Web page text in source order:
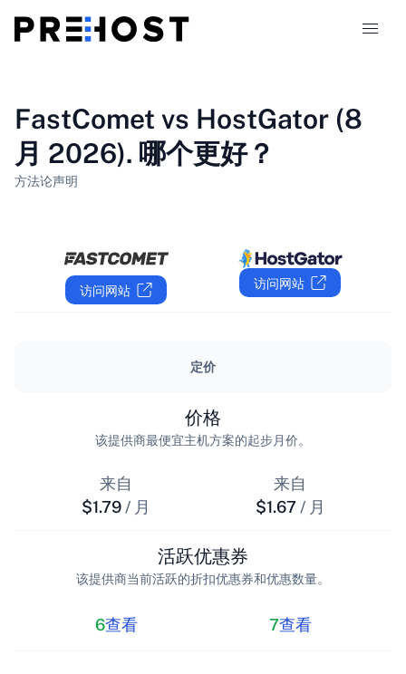
对比
ZH-CN
FastComet vs HostGator (8
月 2026). 哪个更好？
方法论声明
访问网站
访问网站
定价
来自
$1.79 / 月
价格
该提供商最便宜主机方案的起步月价。
来自
$1.67 / 月
6查看
活跃优惠券
该提供商当前活跃的折扣优惠券和优惠数量。
7查看